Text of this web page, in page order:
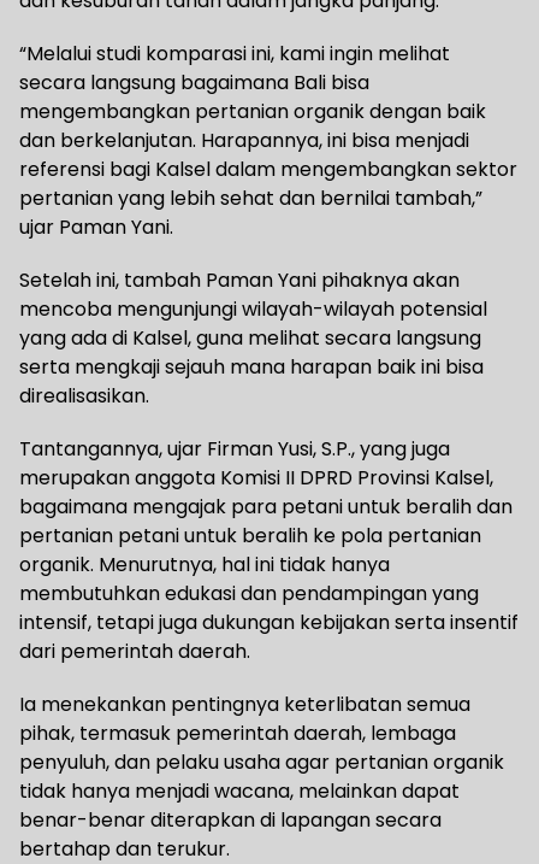
“Melalui studi komparasi ini, kami ingin melihat
secara langsung bagaimana Bali bisa
mengembangkan pertanian organik dengan baik
dan berkelanjutan. Harapannya, ini bisa menjadi
referensi bagi Kalsel dalam mengembangkan sektor
pertanian yang lebih sehat dan bernilai tambah,”
ujar Paman Yani.
Setelah ini, tambah Paman Yani pihaknya akan
mencoba mengunjungi wilayah-wilayah potensial
yang ada di Kalsel, guna melihat secara langsung
serta mengkaji sejauh mana harapan baik ini bisa
direalisasikan.
Tantangannya, ujar Firman Yusi, S.P., yang juga
merupakan anggota Komisi II DPRD Provinsi Kalsel,
bagaimana mengajak para petani untuk beralih dan
pertanian petani untuk beralih ke pola pertanian
organik. Menurutnya, hal ini tidak hanya
membutuhkan edukasi dan pendampingan yang
intensif, tetapi juga dukungan kebijakan serta insentif
dari pemerintah daerah.
Ia menekankan pentingnya keterlibatan semua
pihak, termasuk pemerintah daerah, lembaga
penyuluh, dan pelaku usaha agar pertanian organik
tidak hanya menjadi wacana, melainkan dapat
benar-benar diterapkan di lapangan secara
bertahap dan terukur.